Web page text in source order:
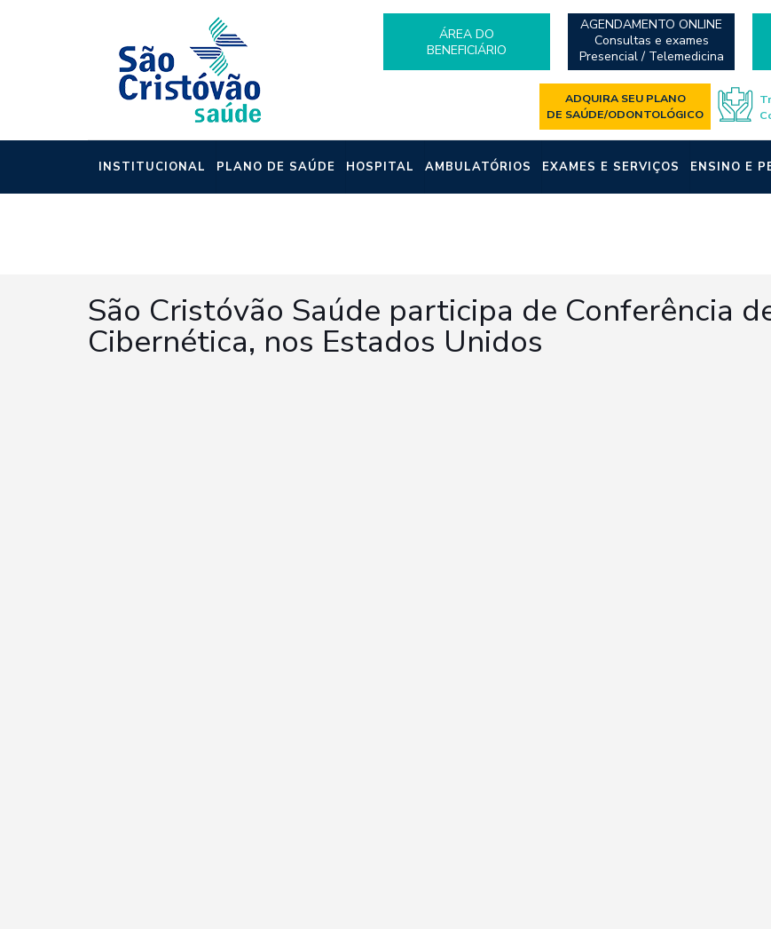
ÁREA DO
BENEFICIÁRIO
AGENDAMENTO ONLINE
Consultas e exames
Presencial / Telemedicina
ADQUIRA SEU PLANO
DE SAÚDE/ODONTOLÓGICO
INSTITUCIONAL PLANO DE SAÚDE HOSPITAL AMBULATÓRIOS EXAMES E SERVIÇOS ENSINO E
São Cristóvão Saúde participa de Conferência
Cibernética, nos Estados Unidos